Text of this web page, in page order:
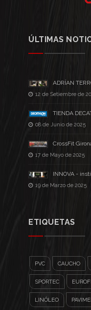
ÚLTIMAS
12 de Setiembre de
TIENDA
08 de Junio de 2025
CrossFit
17 de Mayo de 2025
INNOVA -
19 de Marzo de 2025
ETIQUETAS
PVC CAUCHO
SPORTEC
LINÓLEO